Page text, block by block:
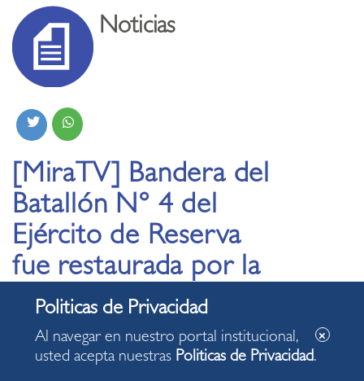
Noticias
[MiraTV] Bandera del
Batallón N° 4 del
Ejército de Reserva
fue restaurada por la
Municipalidad de
Miraflores
Al navegar en nuestro portal institucional,
usted acepta nuestras Politicas de Privacidad.